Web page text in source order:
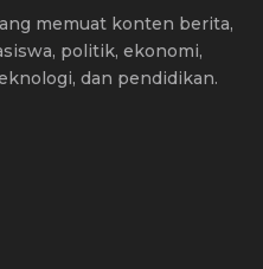
memuat konten berita,
politik, ekonomi,
dan pendidikan.